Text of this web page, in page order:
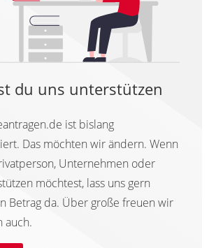
du uns unterstützen
ist bislang
Das möchten wir ändern. Wenn
Unternehmen oder
möchtest, lass uns gern
Betrag da. Über große freuen wir
auch.